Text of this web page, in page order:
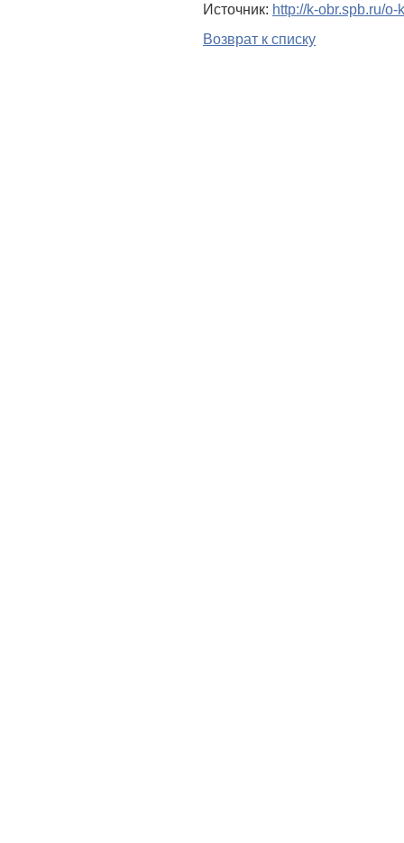
Источник: http://k-obr.spb.ru/
Возврат к списку